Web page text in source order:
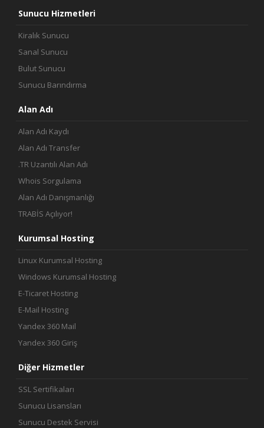
Sunucu Hizmetleri
Kiralık Sunucu
Sanal Sunucu
Bulut Sunucu
Sunucu Barındırma
Alan Adı
Alan Adı Kaydı
Alan Adı Transfer
.TR Uzantılı Alan Adı
Whois Sorgulama
Alan Adı Danışmanlığı
TRABİS Açılıyor!
Kurumsal Hosting
Linux Kurumsal Hosting
Windows Kurumsal Hosting
E-Ticaret Hosting
E-Mail Hosting
Yandex 360 Mail
Yandex 360 Giriş
Diğer Hizmetler
SSL Sertifikaları
Sunucu Lisansları
Sunucu Destek Servisi